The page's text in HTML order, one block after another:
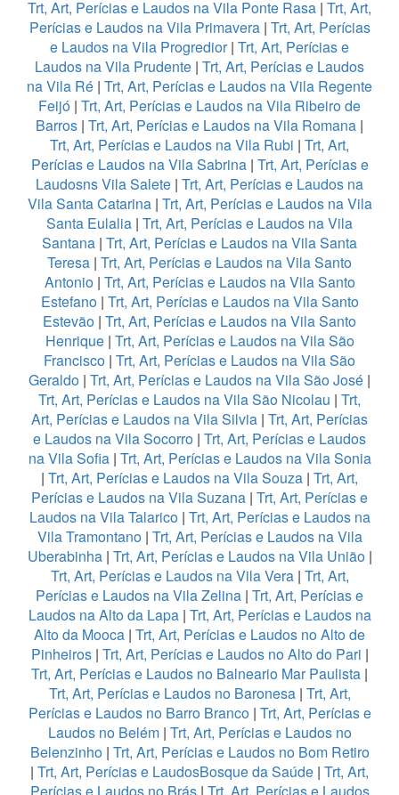
Trt, Art, Perícias e Laudos na Vila Ponte Rasa | Trt, Art,
Perícias e Laudos na Vila Primavera| Trt, Art, Perícias
e Laudos na Vila Progredior| Trt, Art, Perícias e
Laudos na Vila Prudente | Trt, Art, Perícias e Laudos
na Vila Ré | Trt, Art, Perícias e Laudos na Vila Regente
Feijó | Trt, Art, Perícias e Laudos na Vila Ribeiro de
Barros | Trt, Art, Perícias e Laudos na Vila Romana |
Trt, Art, Perícias e Laudos na Vila Rubi | Trt, Art,
Perícias e Laudos na Vila Sabrina| Trt, Art, Perícias e
Laudosns Vila Salete | Trt, Art, Perícias e Laudos na
Vila Santa Catarina| Trt, Art, Perícias e Laudos na Vila
Santa Eulalia | Trt, Art, Perícias e Laudos na Vila
Santana | Trt, Art, Perícias e Laudos na Vila Santa
Teresa | Trt, Art, Perícias e Laudos na Vila Santo
Antonio| Trt, Art, Perícias e Laudos na Vila Santo
Estefano| Trt, Art, Perícias e Laudos na Vila Santo
Estevão | Trt, Art, Perícias e Laudos na Vila Santo
Henrique| Trt, Art, Perícias e Laudos na Vila São
Francisco | Trt, Art, Perícias e Laudos na Vila São
Geraldo | Trt, Art, Perícias e Laudos na Vila São José |
Trt, Art, Perícias e Laudos na Vila São Nicolau | Trt,
Art, Perícias e Laudos na Vila Silvia | Trt, Art, Perícias
e Laudos na Vila Socorro | Trt, Art, Perícias e Laudos
na Vila Sofia| Trt, Art, Perícias e Laudos na Vila Sonia
| Trt, Art, Perícias e Laudos na Vila Souza | Trt, Art,
Perícias e Laudos na Vila Suzana | Trt, Art, Perícias e
Laudos na Vila Talarico| Trt, Art, Perícias e Laudos na
Vila Tramontano| Trt, Art, Perícias e Laudos na Vila
Uberabinha| Trt, Art, Perícias e Laudos na Vila União|
Trt, Art, Perícias e Laudos na Vila Vera| Trt, Art,
Perícias e Laudos na Vila Zelina | Trt, Art, Perícias e
Laudos na Alto da Lapa| Trt, Art, Perícias e Laudos na
Alto da Mooca | Trt, Art, Perícias e Laudos no Alto de
Pinheiros| Trt, Art, Perícias e Laudos no Alto do Pari |
Trt, Art, Perícias e Laudos no Balneario Mar Paulista |
Trt, Art, Perícias e Laudos no Baronesa| Trt, Art,
Perícias e Laudos no Barro Branco| Trt, Art, Perícias e
Laudos no Belém| Trt, Art, Perícias e Laudos no
Belenzinho| Trt, Art, Perícias e Laudos no Bom Retiro
| Trt, Art, Perícias e LaudosBosque da Saúde | Trt, Art,